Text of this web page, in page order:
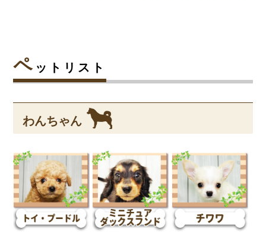
ペ ットリスト
わんちゃん